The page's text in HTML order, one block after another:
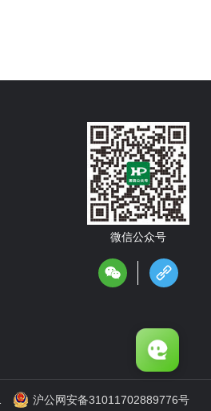
微信公众号
沪公网安备31011702889776号